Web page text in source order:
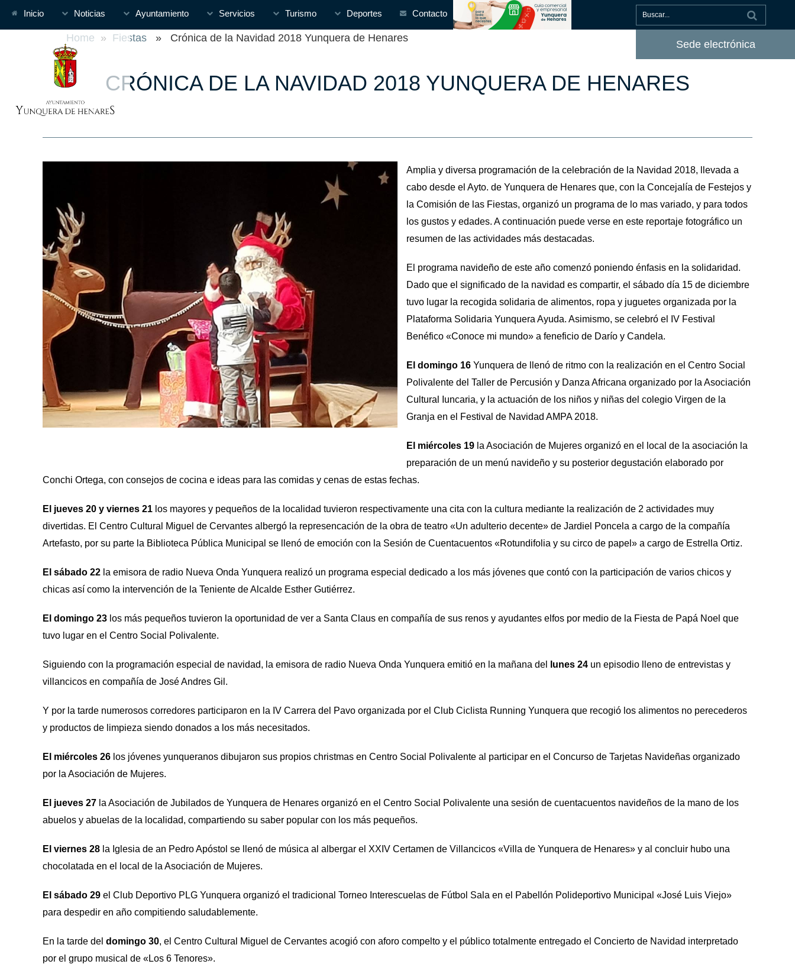
Inicio Noticias Ayuntamiento Servicios Turismo Deportes Contacto
Sede electrónica
Home » Fiestas » Crónica de la Navidad 2018 Yunquera de Henares
CRÓNICA DE LA NAVIDAD 2018 YUNQUERA DE HENARES
Amplia y diversa programación de la celebración de la Navidad 2018, llevada a
cabo desde el Ayto. de Yunquera de Henares que, con la Concejalía de Festejos y
la Comisión de las Fiestas, organizó un programa de lo mas variado, y para todos
los gustos y edades. A continuación puede verse en este reportaje fotográfico un
resumen de las actividades más destacadas.
El programa navideño de este año comenzó poniendo énfasis en la solidaridad.
Dado que el significado de la navidad es compartir, el sábado día 15 de diciembre
tuvo lugar la recogida solidaria de alimentos, ropa y juguetes organizada por la
Plataforma Solidaria Yunquera Ayuda. Asimismo, se celebró el IV Festival
Benéfico «Conoce mi mundo» a feneficio de Darío y Candela.
El domingo 16 Yunquera de llenó de ritmo con la realización en el Centro Social
Polivalente del Taller de Percusión y Danza Africana organizado por la Asociación
Cultural Iuncaria, y la actuación de los niños y niñas del colegio Virgen de la
Granja en el Festival de Navidad AMPA 2018.
El miércoles 19 la Asociación de Mujeres organizó en el local de la asociación la
preparación de un menú navideño y su posterior degustación elaborado por
Conchi Ortega, con consejos de cocina e ideas para las comidas y cenas de estas fechas.
El jueves 20 y viernes 21 los mayores y pequeños de la localidad tuvieron respectivamente una cita con la cultura mediante la realización de 2 actividades muy
divertidas. El Centro Cultural Miguel de Cervantes albergó la represencación de la obra de teatro «Un adulterio decente» de Jardiel Poncela a cargo de la compañía
Artefasto, por su parte la Biblioteca Pública Municipal se llenó de emoción con la Sesión de Cuentacuentos «Rotundifolia y su circo de papel» a cargo de Estrella Ortiz.
El sábado 22 la emisora de radio Nueva Onda Yunquera realizó un programa especial dedicado a los más jóvenes que contó con la participación de varios chicos y
chicas así como la intervención de la Teniente de Alcalde Esther Gutiérrez.
El domingo 23 los más pequeños tuvieron la oportunidad de ver a Santa Claus en compañía de sus renos y ayudantes elfos por medio de la Fiesta de Papá Noel que
tuvo lugar en el Centro Social Polivalente.
Siguiendo con la programación especial de navidad, la emisora de radio Nueva Onda Yunquera emitió en la mañana del lunes 24 un episodio lleno de entrevistas y
villancicos en compañía de José Andres Gil.
Y por la tarde numerosos corredores participaron en la IV Carrera del Pavo organizada por el Club Ciclista Running Yunquera que recogió los alimentos no perecederos
y productos de limpieza siendo donados a los más necesitados.
El miércoles 26 los jóvenes yunqueranos dibujaron sus propios christmas en Centro Social Polivalente al participar en el Concurso de Tarjetas Navideñas organizado
por la Asociación de Mujeres.
El jueves 27 la Asociación de Jubilados de Yunquera de Henares organizó en el Centro Social Polivalente una sesión de cuentacuentos navideños de la mano de los
abuelos y abuelas de la localidad, compartiendo su saber popular con los más pequeños.
El viernes 28 la Iglesia de an Pedro Apóstol se llenó de música al albergar el XXIV Certamen de Villancicos «Villa de Yunquera de Henares» y al concluir hubo una
chocolatada en el local de la Asociación de Mujeres.
El sábado 29 el Club Deportivo PLG Yunquera organizó el tradicional Torneo Interescuelas de Fútbol Sala en el Pabellón Polideportivo Municipal «José Luis Viejo»
para despedir en año compitiendo saludablemente.
En la tarde del domingo 30, el Centro Cultural Miguel de Cervantes acogió con aforo compelto y el público totalmente entregado el Concierto de Navidad interpretado
por el grupo musical de «Los 6 Tenores».